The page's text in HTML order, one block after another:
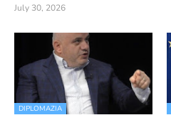
July 30, 2026
DIPLOMAZIA